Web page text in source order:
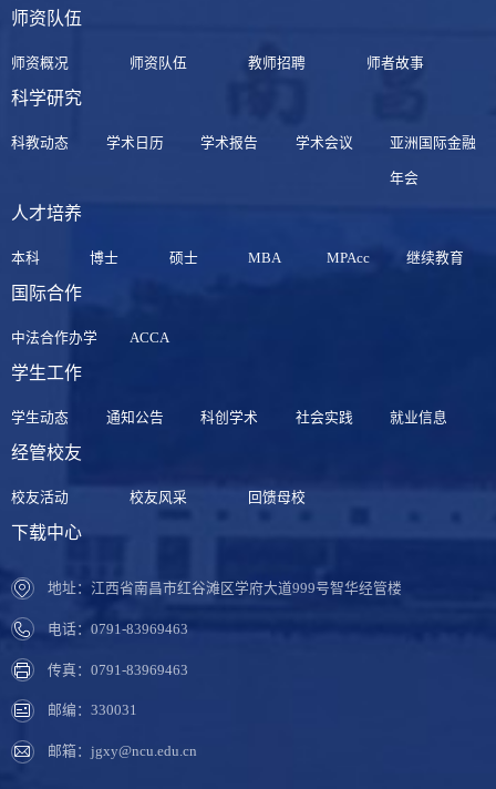
师资队伍
师资概况 师资队伍 教师招聘 师者故事
科学研究
科教动态 学术日历 学术报告 学术会议 亚洲国际金融
年会
人才培养
本科 博士 硕士 MBA MPAcc 继续教育
国际合作
中法合作办学 ACCA
学生工作
学生动态 通知公告 科创学术 社会实践 就业信息
经管校友
校友活动 校友风采 回馈母校
下载中心
地址：江西省南昌市红谷滩区学府大道999号智华经管楼
电话：0791-83969463
传真：0791-83969463
邮编：330031
邮箱：jgxy@ncu.edu.cn